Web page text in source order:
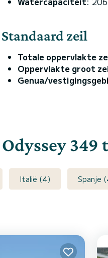
Standaard zeil
Totale oppervlakte
Oppervlakte groot
Genua/
349
Italië (4) Spanje